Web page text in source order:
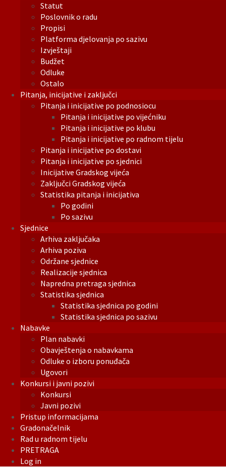
Statut
Poslovnik o radu
Propisi
Platforma djelovanja po sazivu
Izvještaji
Budžet
Odluke
Ostalo
Pitanja, inicijative i zaključci
Pitanja i inicijative po podnosiocu
Pitanja i inicijative po vijećniku
Pitanja i inicijative po klubu
Pitanja i inicijative po radnom tijelu
Pitanja i inicijative po dostavi
Pitanja i inicijative po sjednici
Inicijative Gradskog vijeća
Zaključci Gradskog vijeća
Statistika pitanja i inicijativa
Po godini
Po sazivu
Sjednice
Arhiva zaključaka
Arhiva poziva
Održane sjednice
Realizacije sjednica
Napredna pretraga sjednica
Statistika sjednica
Statistika sjednica po godini
Statistika sjednica po sazivu
Nabavke
Plan nabavki
Obavještenja o nabavkama
Odluke o izboru ponuđača
Ugovori
Konkursi i javni pozivi
Konkursi
Javni pozivi
Pristup informacijama
Gradonačelnik
Rad u radnom tijelu
PRETRAGA
Log in